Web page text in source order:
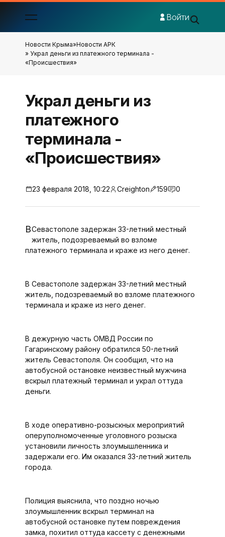
Войти
Новости Крыма»Новости АРК
» Украл деньги из платежного терминала -
«Происшествия»
Украл деньги из
платежного
терминала -
«Происшествия»
23 февраля 2018, 10:22 Creighton 159 0
В Севастополе задержан 33-летний местный
житель, подозреваемый во взломе
платежного терминала и краже из него денег.
В Севастополе задержан 33-летний местный
житель, подозреваемый во взломе платежного
терминала и краже из него денег.
В дежурную часть ОМВД России по
Гагаринскому району обратился 50-летний
житель Севастополя. Он сообщил, что на
автобусной остановке неизвестный мужчина
вскрыл платежный терминал и украл оттуда
деньги.
В ходе оперативно-розыскных мероприятий
оперуполномоченные уголовного розыска
установили личность злоумышленника и
задержали его. Им оказался 33-летний житель
города.
Полиция выяснила, что поздно ночью
злоумышленник вскрыл терминал на
автобусной остановке путем повреждения
замка, похитил оттуда кассету с денежными